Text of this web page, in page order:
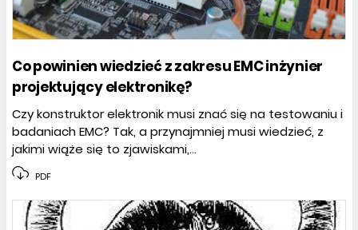
Co powinien wiedzieć z zakresu EMC inżynier
projektujący elektronikę?
Czy konstruktor elektronik musi znać się na testowaniu i
badaniach EMC? Tak, a przynajmniej musi wiedzieć, z
jakimi wiąże się to zjawiskami,...
PDF